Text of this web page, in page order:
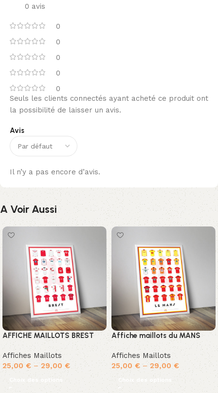
0 avis
0
0
0
0
0
Avis
Il n’y a pas encore d’avis.
Seuls les clients connectés ayant acheté ce produit ont
la possibilité de laisser un avis.
A Voir Aussi
AFFICHE MAILLOTS BREST
Affiches Maillots
25,00€ –29,00 €
Choix des options
Affiche maillots du MANS
Affiches Maillots
25,00 €–29,00€
Choix des options